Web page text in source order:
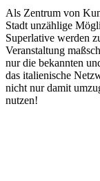
Als Zentrum von
Stadt unzählige
Superlative werden
Veranstaltung
nur die bekannten
das italienische
nicht nur damit
nutzen!